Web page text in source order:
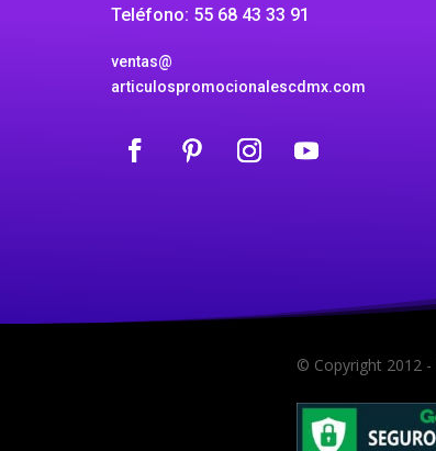
Teléfono: 55 68 43 33 91
ventas@
articulospromocionalescdmx.com
© Copyright 2012 -